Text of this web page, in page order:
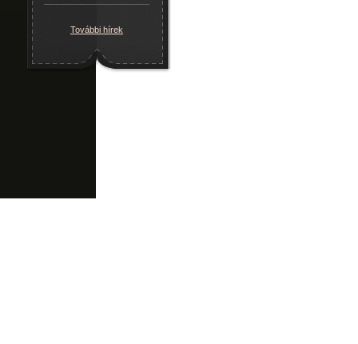
További hírek